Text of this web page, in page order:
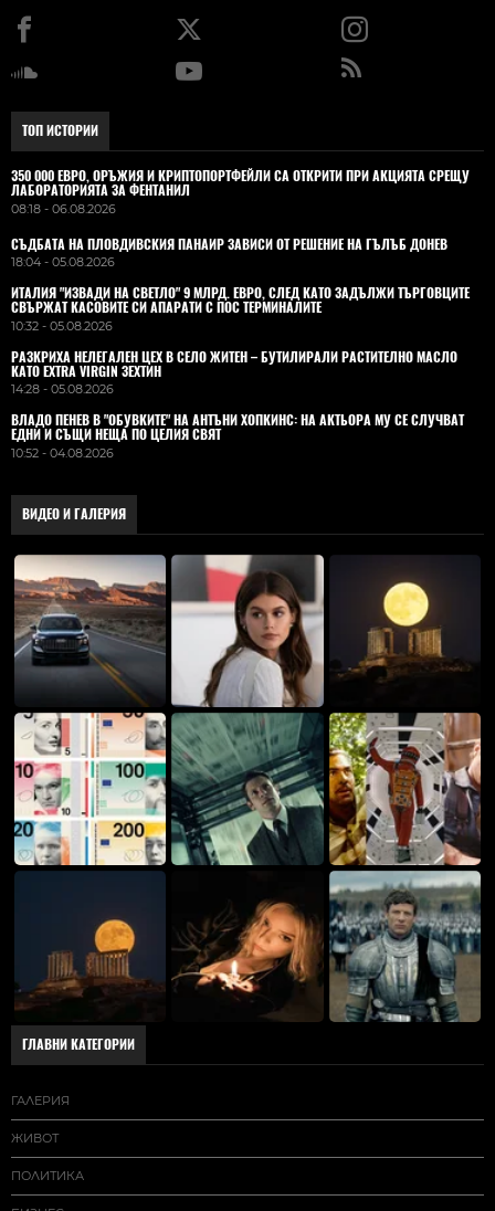
ТОП ИСТОРИИ
350 000 ЕВРО, ОРЪЖИЯ И КРИПТОПОРТФЕЙЛИ СА ОТКРИТИ ПРИ АКЦИЯТА СРЕЩУ
ЛАБОРАТОРИЯТА ЗА ФЕНТАНИЛ
08:18 - 06.08.2026
СЪДБАТА НА ПЛОВДИВСКИЯ ПАНАИР ЗАВИСИ ОТ РЕШЕНИЕ НА ГЪЛЪБ ДОНЕВ
18:04 - 05.08.2026
ИТАЛИЯ "ИЗВАДИ НА СВЕТЛО" 9 МЛРД. ЕВРО, СЛЕД КАТО ЗАДЪЛЖИ ТЪРГОВЦИТЕ
СВЪРЖАТ КАСОВИТЕ СИ АПАРАТИ С ПОС ТЕРМИНАЛИТЕ
10:32 - 05.08.2026
РАЗКРИХА НЕЛЕГАЛЕН ЦЕХ В СЕЛО ЖИТЕН – БУТИЛИРАЛИ РАСТИТЕЛНО МАСЛО
КАТО EXTRA VIRGIN ЗЕХТИН
14:28 - 05.08.2026
ВЛАДO ПЕНЕВ В "ОБУВКИТЕ" НА АНТЪНИ ХОПКИНС: НА АКТЬОРА МУ СЕ СЛУЧВАТ
ЕДНИ И СЪЩИ НЕЩА ПО ЦЕЛИЯ СВЯТ
10:52 - 04.08.2026
ВИДЕО И ГАЛЕРИЯ
ГЛАВНИ КАТЕГОРИИ
ГАЛЕРИЯ
ЖИВОТ
ПОЛИТИКА